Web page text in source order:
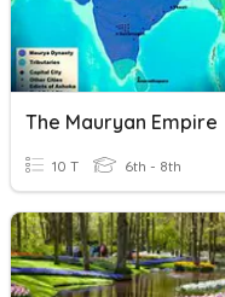
The Mauryan Empire
10 T 6th - 8th